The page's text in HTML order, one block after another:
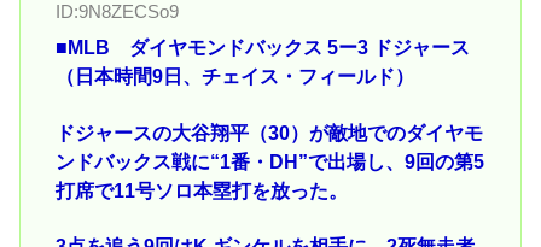
ID:9N8ZECSo9
■MLB ダイヤモンドバックス 5ー3 ドジャース
（日本時間9日、チェイス・フィールド）
ドジャースの大谷翔平（30）が敵地でのダイヤモ
ンドバックス戦に“1番・DH”で出場し、9回の第5
打席で11号ソロ本塁打を放った。